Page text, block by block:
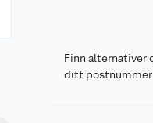
Finn alternativer
ditt postnummer